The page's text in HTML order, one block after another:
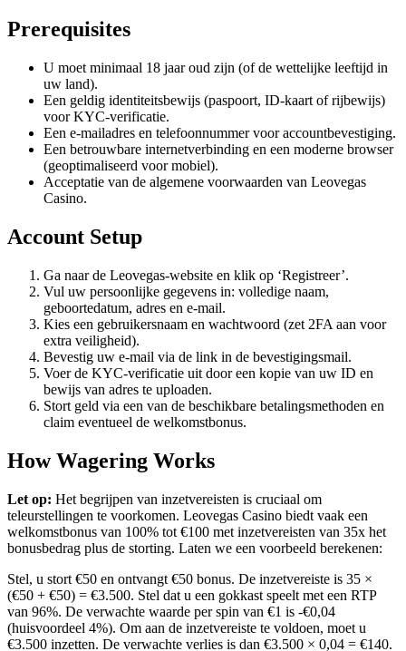
Prerequisites
U moet minimaal 18 jaar oud zijn (of de wettelijke leeftijd in
uw land).
Een geldig identiteitsbewijs (paspoort, ID-kaart of rijbewijs)
voor KYC-verificatie.
Een e-mailadres en telefoonnummer voor accountbevestiging.
Een betrouwbare internetverbinding en een moderne browser
(geoptimaliseerd voor mobiel).
Acceptatie van de algemene voorwaarden van Leovegas
Casino.
Account Setup
Ga naar de Leovegas-website en klik op ‘Registreer’.
Vul uw persoonlijke gegevens in: volledige naam,
geboortedatum, adres en e-mail.
Kies een gebruikersnaam en wachtwoord (zet 2FA aan voor
extra veiligheid).
Bevestig uw e-mail via de link in de bevestigingsmail.
Voer de KYC-verificatie uit door een kopie van uw ID en
bewijs van adres te uploaden.
Stort geld via een van de beschikbare betalingsmethoden en
claim eventueel de welkomstbonus.
How Wagering Works
Let op: Het begrijpen van inzetvereisten is cruciaal om
teleurstellingen te voorkomen. Leovegas Casino biedt vaak een
welkomstbonus van 100% tot €100 met inzetvereisten van 35x het
bonusbedrag plus de storting. Laten we een voorbeeld berekenen:
Stel, u stort €50 en ontvangt €50 bonus. De inzetvereiste is 35 ×
(€50 + €50) = €3.500. Stel dat u een gokkast speelt met een RTP
van 96%. De verwachte waarde per spin van €1 is -€0,04
(huisvoordeel 4%). Om aan de inzetvereiste te voldoen, moet u
€3.500 inzetten. De verwachte verlies is dan €3.500 × 0,04 = €140.